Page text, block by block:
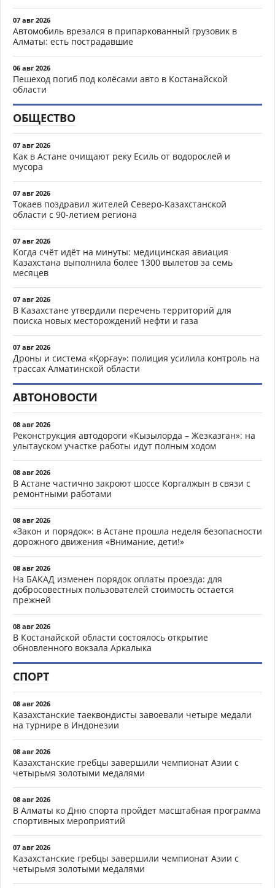
07 авг 2026
Автомобиль врезался в припаркованный грузовик в
Алматы: есть пострадавшие
06 авг 2026
Пешеход погиб под колёсами авто в Костанайской
области
ОБЩЕСТВО
07 авг 2026
Как в Астане очищают реку Есиль от водорослей и
мусора
07 авг 2026
Токаев поздравил жителей Северо-Казахстанской
области с 90-летием региона
07 авг 2026
Когда счёт идёт на минуты: медицинская авиация
Казахстана выполнила более 1300 вылетов за семь
месяцев
07 авг 2026
В Казахстане утвердили перечень территорий для
поиска новых месторождений нефти и газа
07 авг 2026
Дроны и система «Қорғау»: полиция усилила контроль на
трассах Алматинской области
АВТОНОВОСТИ
08 авг 2026
Реконструкция автодороги «Кызылорда – Жезказган»: на
улытауском участке работы идут полным ходом
08 авг 2026
В Астане частично закроют шоссе Коргалжын в связи с
ремонтными работами
08 авг 2026
«Закон и порядок»: в Астане прошла неделя безопасности
дорожного движения «Внимание, дети!»
08 авг 2026
На БАКАД изменен порядок оплаты проезда: для
добросовестных пользователей стоимость остается
прежней
08 авг 2026
В Костанайской области состоялось открытие
обновленного вокзала Аркалыка
СПОРТ
08 авг 2026
Казахстанские таеквондисты завоевали четыре медали
на турнире в Индонезии
08 авг 2026
Казахстанские гребцы завершили чемпионат Азии с
четырьмя золотыми медалями
08 авг 2026
В Алматы ко Дню спорта пройдет масштабная программа
спортивных мероприятий
07 авг 2026
Казахстанские гребцы завершили чемпионат Азии с
четырьмя золотыми медалями